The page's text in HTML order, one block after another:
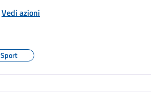
Vedi azioni
Sport